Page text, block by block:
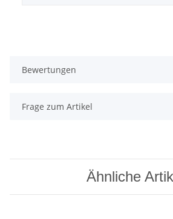
Bewertungen
Frage zum Artikel
Ähnliche